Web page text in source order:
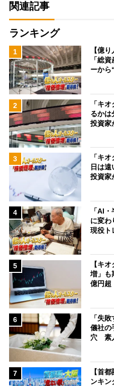
関連記事
ランキング
1
【億
「総
ーか
2
「キ
るかは
投資
3
「キ
日は
投資
4
「AI
に変わ
現役
5
【キ
増」も
億円
6
「失
儀社の
穴 素
7
【首
ンキン